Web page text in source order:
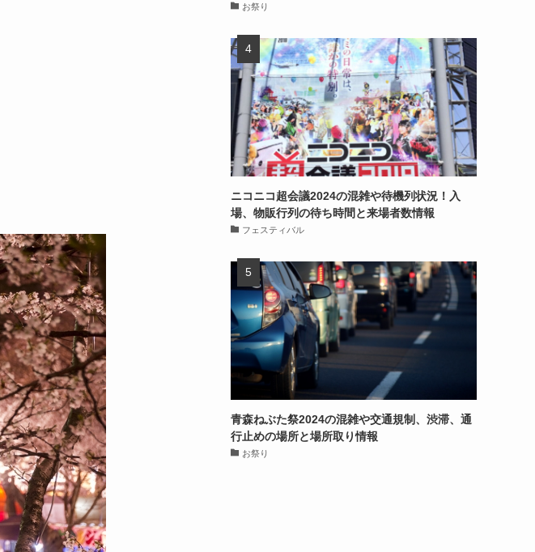
お祭り
ニコニコ超会議2024の混雑や待機列状況！入
場、物販行列の待ち時間と来場者数情報
フェスティバル
青森ねぶた祭2024の混雑や交通規制、渋滞、通
行止めの場所と場所取り情報
お祭り